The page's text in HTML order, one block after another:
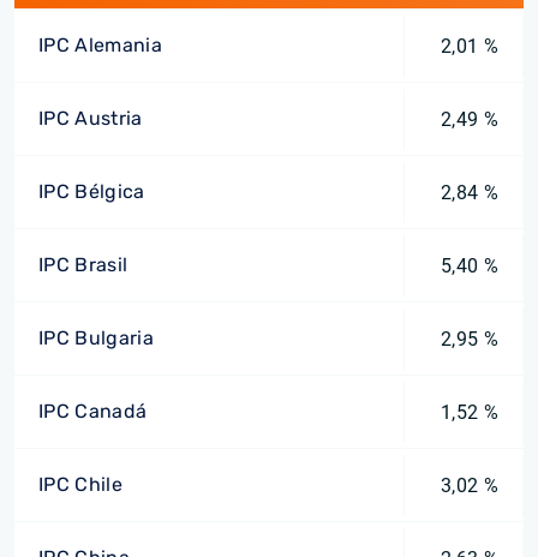
IPC Alemania 2,01 %
IPC Austria 2,49 %
IPC Bélgica 2,84 %
IPC Brasil 5,40 %
IPC Bulgaria 2,95 %
IPC Canadá 1,52 %
IPC Chile 3,02 %